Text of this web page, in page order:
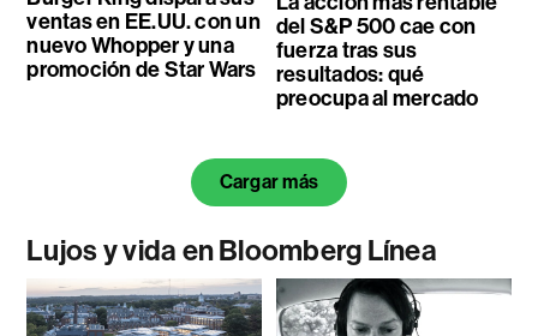
ventas en EE.UU. con un
nuevo Whopper y una
promoción de Star Wars
del S&P 500 cae con
fuerza tras sus
resultados: qué
preocupa al mercado
Cargar más
Lujos y vida en Bloomberg Línea